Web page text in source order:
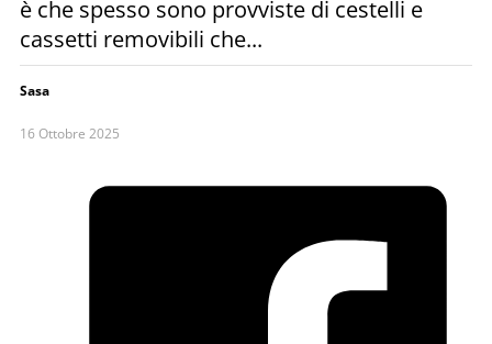
è che spesso sono provviste di cestelli e
cassetti removibili che...
Sasa
16 Ottobre 2025